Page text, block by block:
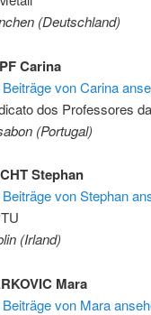
(Deutschland)
Carina
von Carina
dos Professores
(Portugal)
Stephan
von Stephan
(Irland)
Mara
von Mara